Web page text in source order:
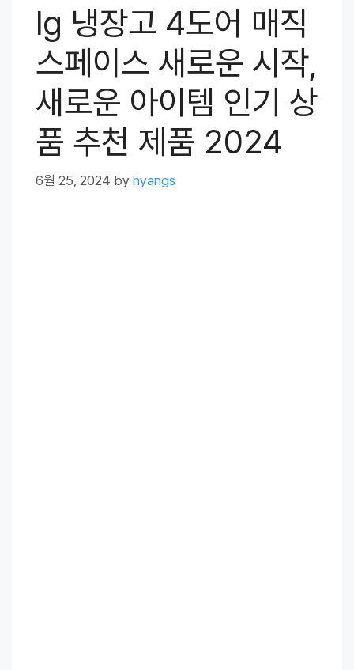
lg 냉장고 4도어 매직
스페이스 새로운 시작,
새로운 아이템 인기 상
품 추천 제품 2024
6월 25, 2024 by hyangs